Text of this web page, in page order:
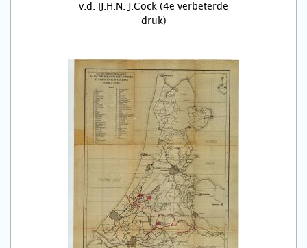
v.d. IJ.H.N. J.Cock (4e verbeterde
druk)